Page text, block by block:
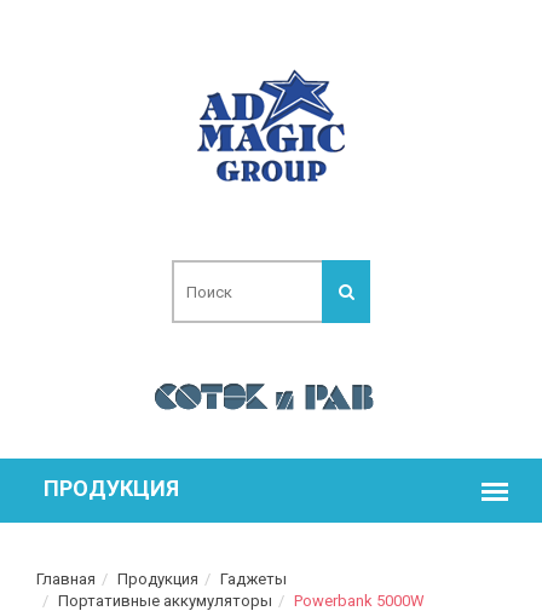
Главная Продукция
Гаджеты
Портативные аккумуляторы
Powerbank 5000W